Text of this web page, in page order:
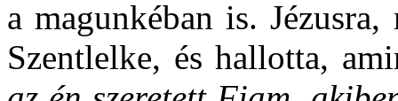
a magunkéban is.
Szentlelke, és hallotta,